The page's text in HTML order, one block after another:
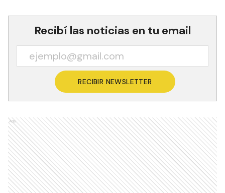
Recibí las noticias en tu email
RECIBIR NEWSLETTER
Ads